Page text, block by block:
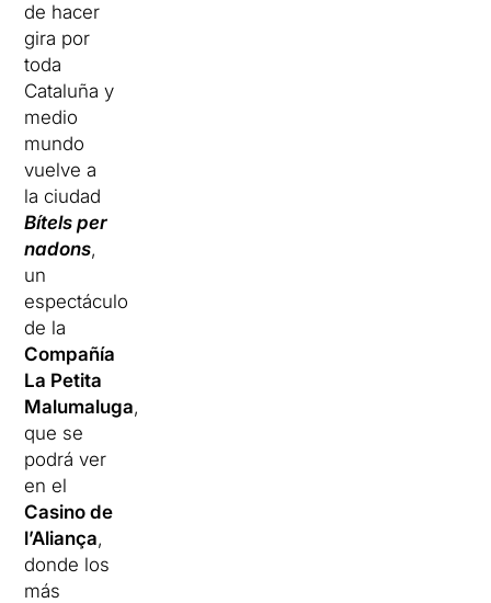
de hacer
gira por
toda
Cataluña y
medio
mundo
vuelve a
la ciudad
Bítels per
nadons,
un
espectáculo
de la
Compañía
La Petita
Malumaluga,
que se
podrá ver
en el
Casino de
l’Aliança,
donde los
más